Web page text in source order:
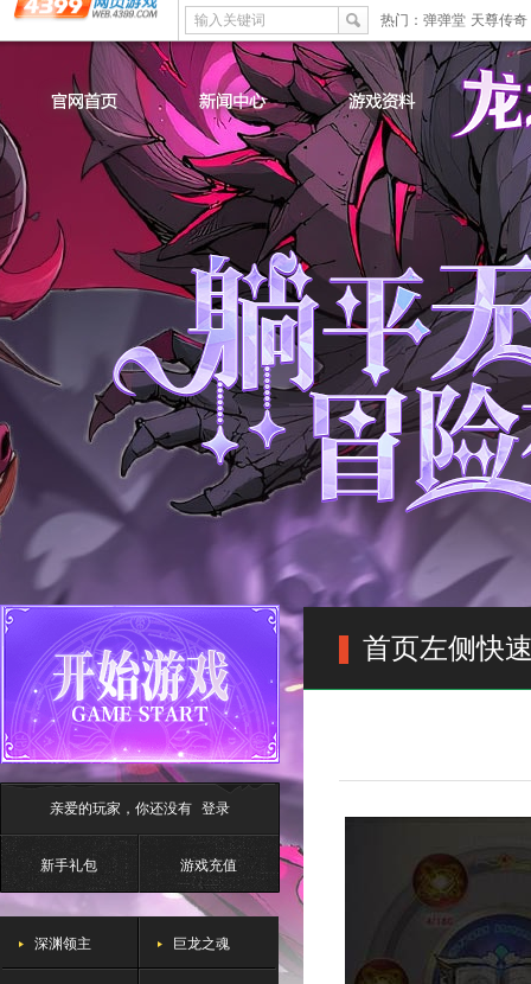
输入关键词 热门： 弹弹堂 天尊传奇
亲爱的玩家，你还没有 登录
新手礼包 游戏充值
深渊领主 巨龙之魂
首页左侧快